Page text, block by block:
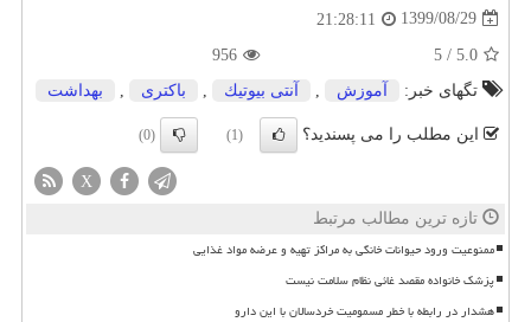
1399/08/29
21:28:11
5.0
/
5
956
تگهای خبر:
آموزش آنتی بیوتیك باكتری بهداشت
این مطلب را می پسندید؟ (1)
(0)
X
تازه ترین مطالب مرتبط
ممنوعیت ورود حیوانات خانگی به مراکز تهیه و عرضه مواد غذایی
پزشک خانواده مقصد غائی نظام سلامت نیست
هشدار در رابطه با خطر مسمومیت خردسالان با این دارو